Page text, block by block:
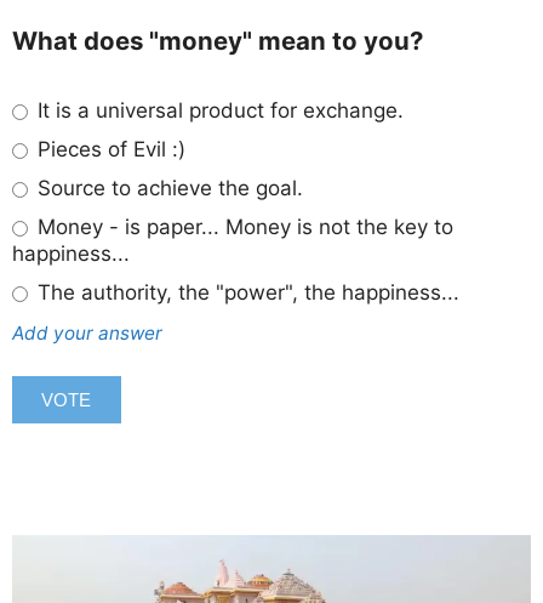
What does "money" mean to you?
It is a universal product for exchange.
Pieces of Evil :)
Source to achieve the goal.
Money - is paper... Money is not the key to
happiness...
The authority, the "power", the happiness...
Add your answer